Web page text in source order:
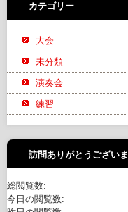
カテゴリー
大会
未分類
演奏会
練習
訪問ありがとうござい
総閲覧数:
今日の閲覧数: